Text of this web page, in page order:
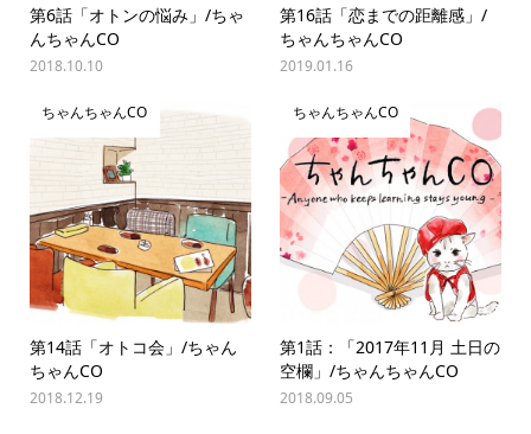
第6話「オトンの悩み」/ちゃ
んちゃんCO
2018.10.10
第16話「恋までの距離感」/
ちゃんちゃんCO
2019.01.16
ちゃんちゃんCO
第14話「オトコ会」/ちゃん
ちゃんCO
2018.12.19
ちゃんちゃんCO
第1話：「2017年11月 ⼟日の
空欄」/ちゃんちゃんCO
2018.09.05